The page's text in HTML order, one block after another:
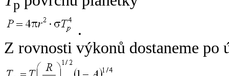
p
.
Z rovnosti výkonů dostaneme po